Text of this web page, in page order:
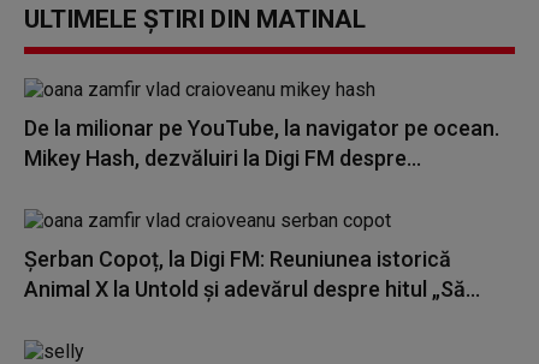
ULTIMELE ȘTIRI DIN MATINAL
De la milionar pe YouTube, la navigator pe ocean.
Mikey Hash, dezvăluiri la Digi FM despre...
Șerban Copoț, la Digi FM: Reuniunea istorică
Animal X la Untold și adevărul despre hitul „Să...